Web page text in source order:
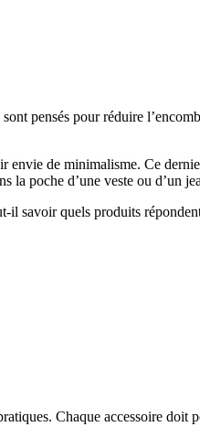
pensés pour réduire
de minimalisme. Ce
la poche d’une veste ou d’un
il savoir quels produits
Chaque accessoire doit